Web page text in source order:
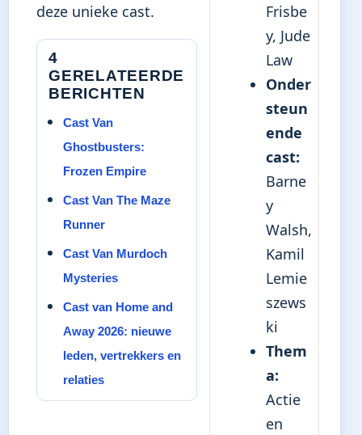
deze unieke cast.
4
GERELATEERDE
BERICHTEN
Cast Van
Ghostbusters:
Frozen Empire
Cast Van The Maze
Runner
Cast Van Murdoch
Mysteries
Cast van Home and
Away 2026: nieuwe
leden, vertrekkers en
relaties
Frisbe
y, Jude
Law
Onder
steun
ende
cast:
Barne
y
Walsh,
Kamil
Lemie
szews
ki
Them
a:
Actie
en